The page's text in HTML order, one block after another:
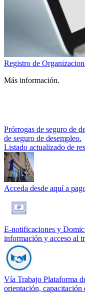
Registro de
Más información.
Prórrogas de seguro de
de seguro de desempleo.
Listado actualizado de
Acceda desde aquí a
E-notificaciones y
información y acceso al
Vía Trabajo Plataforma
orientación,